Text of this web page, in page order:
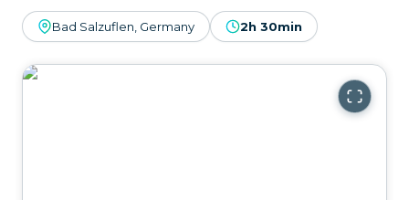
Bad Salzuflen, Germany 2h 30min